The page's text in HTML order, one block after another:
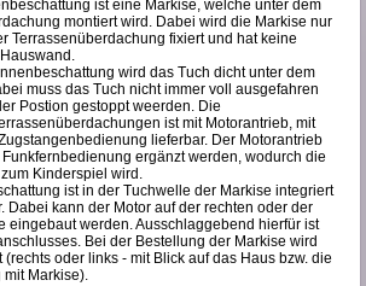
ist eine Markise, welche unter dem
montiert wird. Dabei wird die Markise nur
Terrassenüberdachung fixiert und hat keine
wird das Tuch dicht unter dem
muss das Tuch nicht immer voll ausgefahren
Postion gestoppt weerden. Die
ist mit Motorantrieb, mit
lieferbar. Der Motorantrieb
ergänzt werden, wodurch die
Kinderspiel wird.
ist in der Tuchwelle der Markise integriert
Dabei kann der Motor auf der rechten oder der
eingebaut werden. Ausschlaggebend hierfür ist
Bei der Bestellung der Markise wird
oder links - mit Blick auf das Haus bzw. die
Markise).